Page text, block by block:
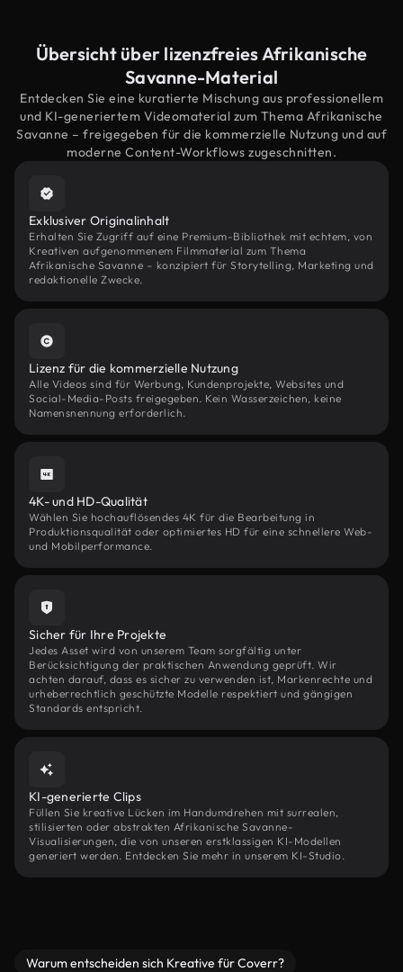
Übersicht über lizenzfreies Afrikanische
Savanne-Material
Entdecken Sie eine kuratierte Mischung aus professionellem
und KI-generiertem Videomaterial zum Thema Afrikanische
Savanne – freigegeben für die kommerzielle Nutzung und auf
moderne Content-Workflows zugeschnitten.
Exklusiver Originalinhalt
Erhalten Sie Zugriff auf eine Premium-Bibliothek mit echtem, von
Kreativen aufgenommenem Filmmaterial zum Thema
Afrikanische Savanne – konzipiert für Storytelling, Marketing und
redaktionelle Zwecke.
Lizenz für die kommerzielle Nutzung
Alle Videos sind für Werbung, Kundenprojekte, Websites und
Social-Media-Posts freigegeben. Kein Wasserzeichen, keine
Namensnennung erforderlich.
4K- und HD-Qualität
Wählen Sie hochauflösendes 4K für die Bearbeitung in
Produktionsqualität oder optimiertes HD für eine schnellere Web-
und Mobilperformance.
Sicher für Ihre Projekte
Jedes Asset wird von unserem Team sorgfältig unter
Berücksichtigung der praktischen Anwendung geprüft. Wir
achten darauf, dass es sicher zu verwenden ist, Markenrechte und
urheberrechtlich geschützte Modelle respektiert und gängigen
Standards entspricht.
KI-generierte Clips
Füllen Sie kreative Lücken im Handumdrehen mit surrealen,
stilisierten oder abstrakten Afrikanische Savanne-
Visualisierungen, die von unseren erstklassigen KI-Modellen
generiert werden. Entdecken Sie mehr in unserem KI-Studio.
Warum entscheiden sich Kreative für Coverr?